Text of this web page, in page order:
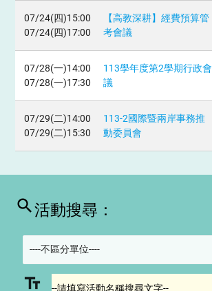
07/24(四)15:00
07/24(四)17:00
【高教深耕】經費預算管
考會議
07/28(一)14:00
07/28(一)17:30
113學年度第2學期行政會
議
07/29(二)14:00
07/29(二)15:30
113-2國際暨兩岸事務推
動委員會
search活動搜尋：
text_fields --請填寫活動名稱搜尋文字--